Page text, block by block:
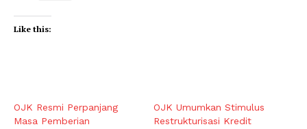
Like this:
OJK Resmi Perpanjang
Masa Pemberian
OJK Umumkan Stimulus
Restrukturisasi Kredit